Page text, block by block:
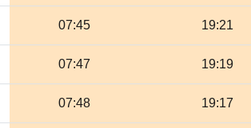
07:45 19:21
07:47 19:19
07:48 19:17